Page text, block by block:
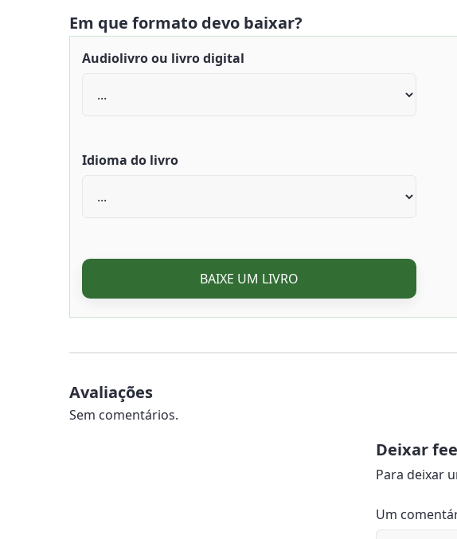
Em que formato devo baixar?
Audiolivro ou livro digital
Idioma do livro
BAIXE UM LIVRO
Avaliações
Sem comentários.
Deixar
Para deixar
Um